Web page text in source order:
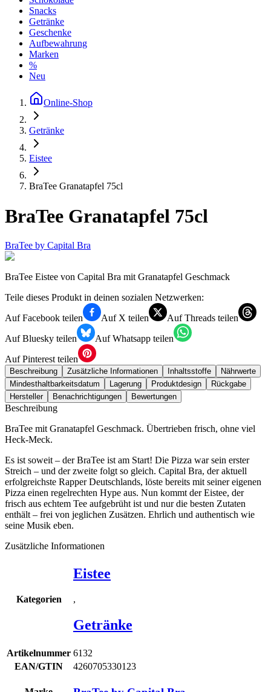
Snacks
Getränke
Geschenke
Aufbewahrung
Marken
%
Neu
Online-Shop
Getränke
Eistee
BraTee Granatapfel 75cl
BraTee Granatapfel 75cl
BraTee by Capital Bra
BraTee Eistee von Capital Bra mit Granatapfel Geschmack
Teile dieses Produkt in deinen sozialen Netzwerken:
Auf Facebook teilen
Auf X teilen
Auf Threads teilen
Auf Bluesky teilen
Auf Whatsapp teilen
Auf Pinterest teilen
Beschreibung Zusätzliche Informationen Inhaltsstoffe
Nährwerte
Mindesthaltbarkeitsdatum
Lagerung Produktdesign
Rückgabe
Hersteller
Benachrichtigungen Bewertungen
Beschreibung
BraTee mit Granatapfel Geschmack. Übertrieben frisch, ohne viel
Heck-Meck.
Es ist soweit – der BraTee ist am Start! Die Pizza war sein erster
Streich – und der zweite folgt so gleich. Capital Bra, der aktuell
erfolgreichste Rapper Deutschlands, löste bereits mit seiner eigenen
Pizza einen regelrechten Hype aus. Nun kommt der Eistee, der
frisch aus echtem Tee aufgebrüht ist und nur die besten Zutaten
enthält – frei von jeglichen Zusätzen. Ehrlich und authentisch wie
seine Musik eben.
Zusätzliche Informationen
Kategorien
Eistee
,
Getränke
Artikelnummer 6132
EAN/GTIN
4260705330123